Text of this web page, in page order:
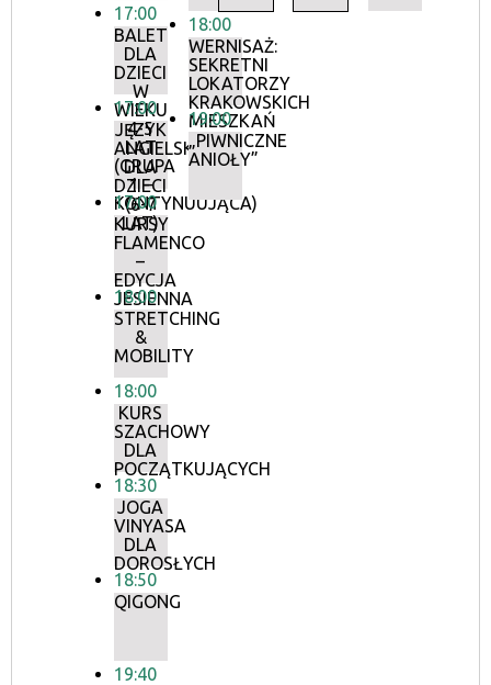
17:00
BALET
DLA
DZIECI
W
WIEKU
4-5
LAT
(GRUPA
1 –
KONTYNUUJĄCA)
17:00
JĘZYK
ANGIELSKI
DLA
DZIECI
(6-7
LAT)
17:00
KURSY
FLAMENCO
–
EDYCJA
JESIENNA
18:00
STRETCHING
&
MOBILITY
18:00
KURS
SZACHOWY
DLA
POCZĄTKUJĄCYCH
18:30
JOGA
VINYASA
DLA
DOROSŁYCH
18:50
QIGONG
19:40
18:00
WERNISAŻ:
SEKRETNI
LOKATORZY
KRAKOWSKICH
MIESZKAŃ
19:00
„PIWNICZNE
ANIOŁY”